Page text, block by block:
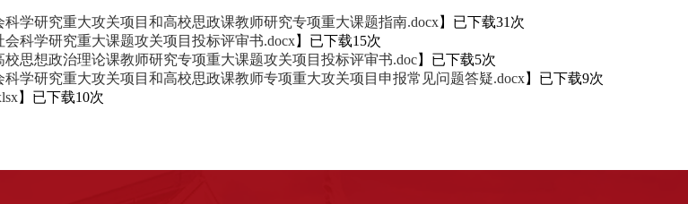
科学研究重大攻关项目和高校思政课教师研究专项重大课题指南.docx】已下载31 次
会科学研究重大课题攻关项目投标评审书.docx】已下载15次
校思想政治理论课教师研究专项重大课题攻关项目投标评审书.doc】已下载5次
科学研究重大攻关项目和高校思政课教师专项重大攻关项目申报常见问题答疑.docx】已下载9次
】已下载10次